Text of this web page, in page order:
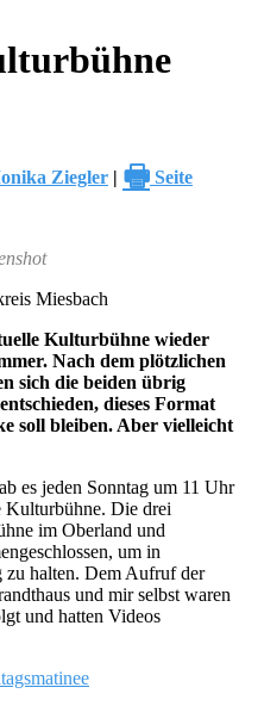
Ziegler | 🖶 Seite
Miesbach
Kulturbühne wieder
Nach dem plötzlichen
sich die beiden übrig
dieses Format
soll bleiben. Aber vielleicht
es jeden Sonntag um 11 Uhr
Kulturbühne. Die drei
im Oberland und
um in
zu halten. Dem Aufruf der
und mir selbst waren
und hatten Videos